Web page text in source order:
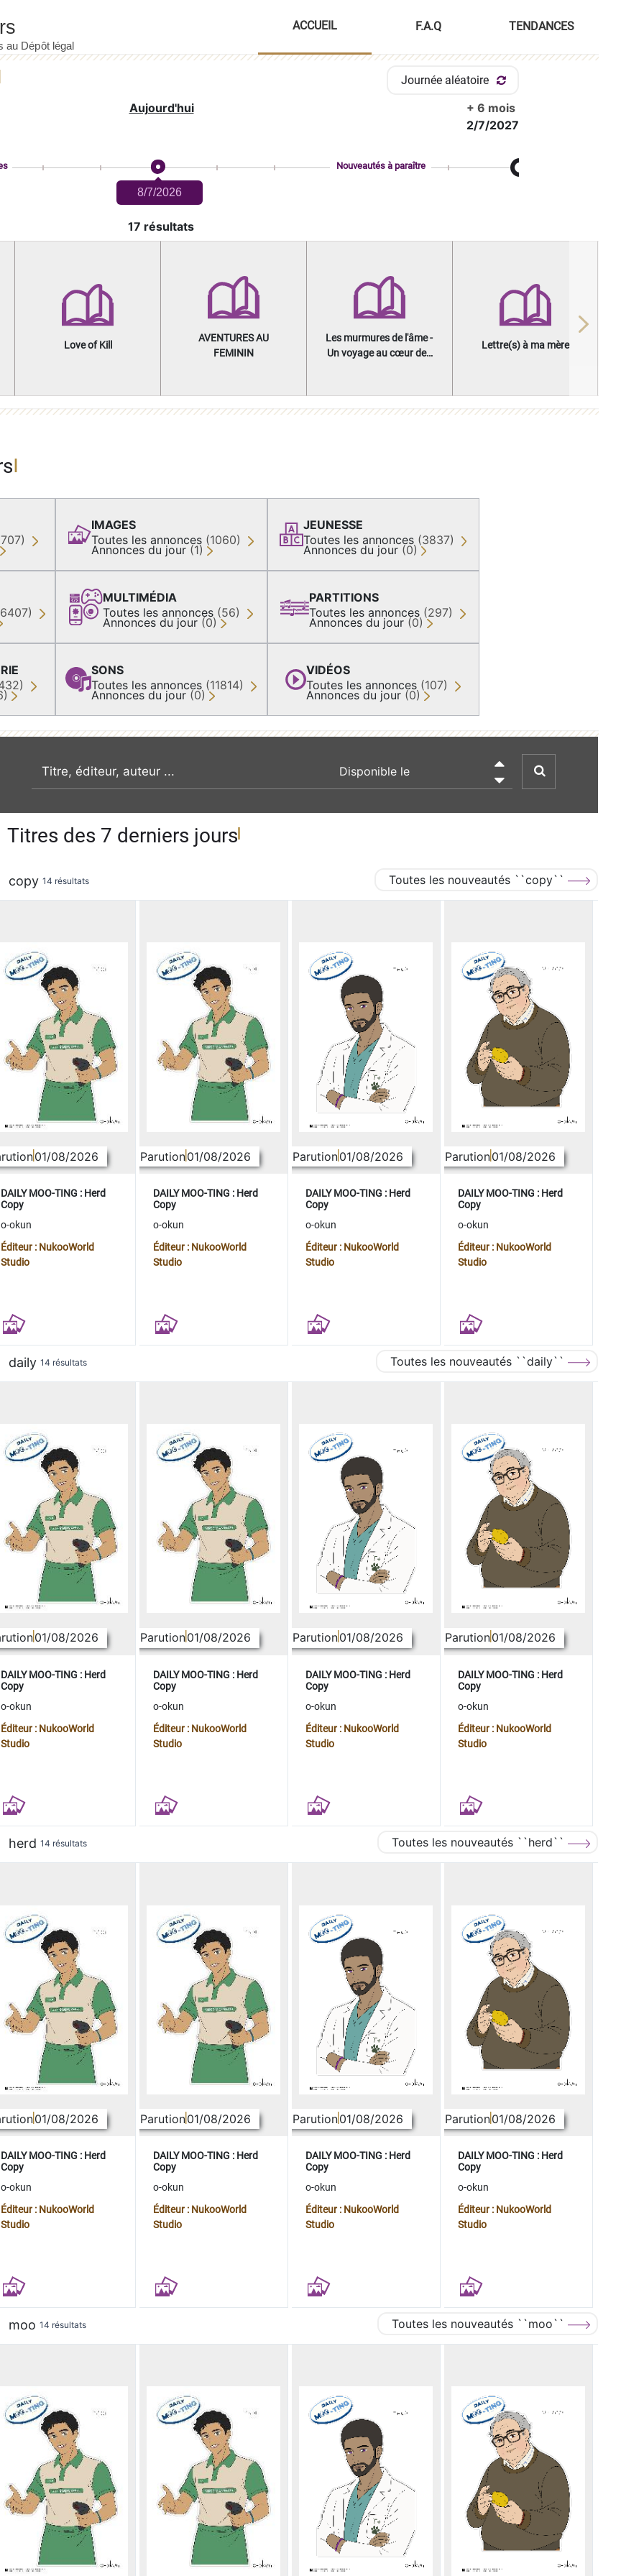
ACCUEIL F.A.Q TENDANCES
Journée aléatoire
Aujourd'hui
+ 6 mois
2/7/2027
8/7/2026
Nouveautés à paraître
17 résultats
Love of Kill
AVENTURES AU
FEMININ
Les murmures de l'âme -
Un voyage au cœur des
Lettre(s) à ma mère
Next
IMAGES
Toutes les annonces (1060)
Annonces du jour (1)
MULTIMÉDIA
Toutes les annonces (56)
Annonces du jour (0)
SONS
Toutes les annonces (11814)
Annonces du jour (0)
JEUNESSE
Toutes les annonces (3837)
Annonces du jour (0)
PARTITIONS
Toutes les annonces (297)
Annonces du jour (0)
VIDÉOS
Toutes les annonces (107)
Annonces du jour (0)
recherche par mot clé

Titres des 7 derniers jours
copy 14 résultats Toutes les nouveautés ``copy``
01/08/2026
DAILY MOO-TING : Herd
Copy
o-okun
Éditeur : NukooWorld
Studio
Parution01/08/2026
DAILY MOO-TING : Herd
Copy
o-okun
Éditeur : NukooWorld
Studio
Parution01/08/2026
DAILY MOO-TING : Herd
Copy
o-okun
Éditeur : NukooWorld
Studio
Parution01/08/2026
DAILY MOO-TING : Herd
Copy
o-okun
Éditeur : NukooWorld
Studio
daily 14 résultats Toutes les nouveautés ``daily``
01/08/2026
DAILY MOO-TING : Herd
Copy
o-okun
Éditeur : NukooWorld
Studio
Parution01/08/2026
DAILY MOO-TING : Herd
Copy
o-okun
Éditeur : NukooWorld
Studio
Parution01/08/2026
DAILY MOO-TING : Herd
Copy
o-okun
Éditeur : NukooWorld
Studio
Parution01/08/2026
DAILY MOO-TING : Herd
Copy
o-okun
Éditeur : NukooWorld
Studio
herd 14 résultats Toutes les nouveautés ``herd``
01/08/2026
DAILY MOO-TING : Herd
Copy
o-okun
Éditeur : NukooWorld
Studio
Parution01/08/2026
DAILY MOO-TING : Herd
Copy
o-okun
Éditeur : NukooWorld
Studio
Parution01/08/2026
DAILY MOO-TING : Herd
Copy
o-okun
Éditeur : NukooWorld
Studio
Parution01/08/2026
DAILY MOO-TING : Herd
Copy
o-okun
Éditeur : NukooWorld
Studio
moo 14 résultats Toutes les nouveautés ``moo``